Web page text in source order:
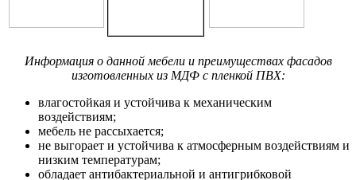
Информация о данной мебели и преимуществах фасадов
изготовленных из МДФ с пленкой ПВХ:
влагостойкая и устойчива к механическим
воздействиям;
мебель не рассыхается;
не выгорает и устойчива к атмосферным воздействиям и
низким температурам;
обладает антибактериальной и антигрибковой